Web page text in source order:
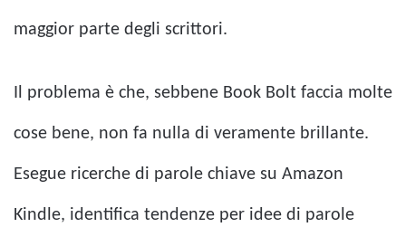
maggior parte degli scrittori.
Il problema è che, sebbene Book Bolt faccia molte
cose bene, non fa nulla di veramente brillante.
Esegue ricerche di parole chiave su Amazon
Kindle, identifica tendenze per idee di parole